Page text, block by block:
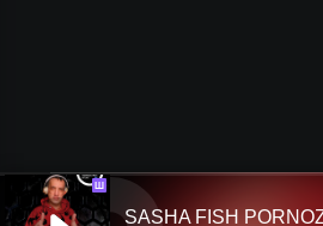
Ш
SASHA FISH